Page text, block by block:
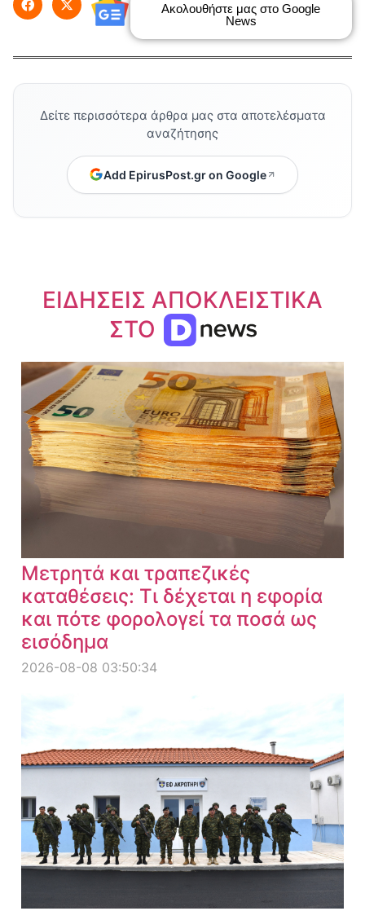
Ακολουθήστε μας στο Google
News
Δείτε περισσότερα άρθρα μας στα αποτελέσματα
αναζήτησης
Add EpirusPost.gr on Google
ΕΙΔΗΣΕΙΣ ΑΠΟΚΛΕΙΣΤΙΚΑ
ΣΤΟ
Μετρητά και τραπεζικές
καταθέσεις: Τι δέχεται η εφορία
και πότε φορολογεί τα ποσά ως
εισόδημα
2026-08-08 03:50:34